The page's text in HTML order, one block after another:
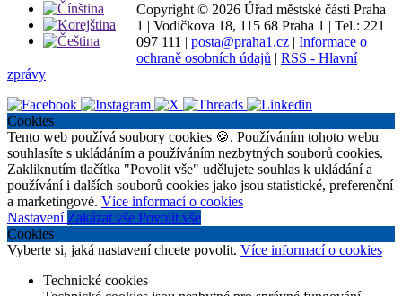
Copyright © 2026 Úřad městské části Praha
1 | Vodičkova 18, 115 68 Praha 1 | Tel.: 221
097 111 | posta@praha1.cz | Informace o
ochraně osobních údajů | RSS - Hlavní
zprávy
Cookies
Tento web používá soubory cookies 🍪. Používáním tohoto webu
souhlasíte s ukládáním a používáním nezbytných souborů cookies.
Zakliknutím tlačítka "Povolit vše" udělujete souhlas k ukládání a
používání i dalších souborů cookies jako jsou statistické, preferenční
a marketingové. Více informací o cookies
Nastavení Zakázat vše Povolit vše
Cookies
Vyberte si, jaká nastavení chcete povolit. Více informací o cookies
Technické cookies